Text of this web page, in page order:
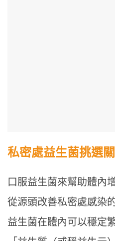
私密處益生菌挑選
口服益生菌來幫助體內
從源頭改善私密處感染
益生菌在體內可以穩定